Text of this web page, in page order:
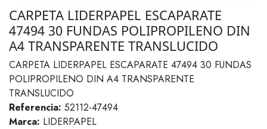
CARPETA LIDERPAPEL ESCAPARATE
47494 30 FUNDAS POLIPROPILENO DIN
A4 TRANSPARENTE TRANSLUCIDO
CARPETA LIDERPAPEL ESCAPARATE 47494 30 FUNDAS
POLIPROPILENO DIN A4 TRANSPARENTE
TRANSLUCIDO
Referencia: 52112-47494
Marca: LIDERPAPEL